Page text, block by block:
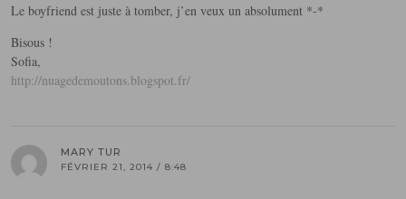
Le boyfriend est juste à tomber, j’en veux un absolument *-*
Bisous !
Sofia,
http://nuagedemoutons.blogspot.fr/
MARY TUR
FÉVRIER 21, 2014 / 8:48